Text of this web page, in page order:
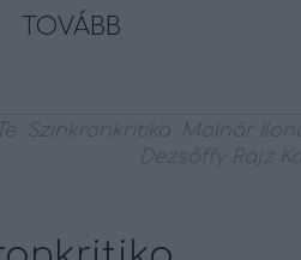
TOVÁBB
Szinkronkritika Molnár
Dezsőffy Rajz